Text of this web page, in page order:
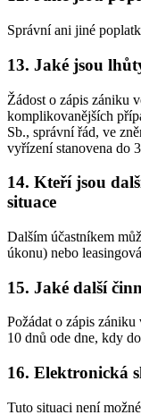
Správní ani jiné
13. Jaké jsou
Žádost o zápis zániku
komplikovanějších
Sb., správní řád, ve
vyřízení stanovena do
14. Kteří jsou
situace
Dalším účastníkem
úkonu) nebo
15. Jaké další
Požádat o zápis
10 dnů ode dne, kdy
16. Elektronická
Tuto situaci není